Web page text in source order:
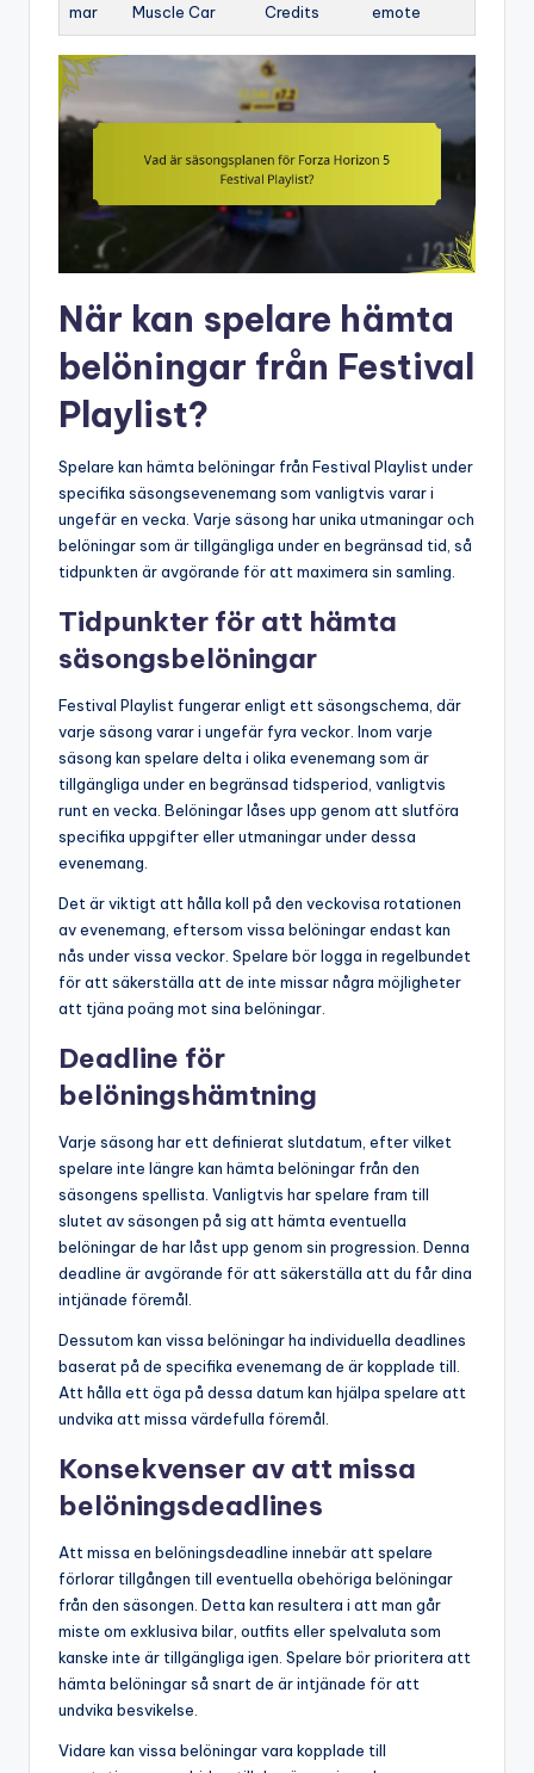
mar
Muscle Car
Credits
emote
När kan spelare hämta
belöningar från Festival
Playlist?
Spelare kan hämta belöningar från Festival Playlist under
specifika säsongsevenemang som vanligtvis varar i
ungefär en vecka. Varje säsong har unika utmaningar och
belöningar som är tillgängliga under en begränsad tid, så
tidpunkten är avgörande för att maximera sin samling.
Tidpunkter för att hämta
säsongsbelöningar
Festival Playlist fungerar enligt ett säsongschema, där
varje säsong varar i ungefär fyra veckor. Inom varje
säsong kan spelare delta i olika evenemang som är
tillgängliga under en begränsad tidsperiod, vanligtvis
runt en vecka. Belöningar låses upp genom att slutföra
specifika uppgifter eller utmaningar under dessa
evenemang.
Det är viktigt att hålla koll på den veckovisa rotationen
av evenemang, eftersom vissa belöningar endast kan
nås under vissa veckor. Spelare bör logga in regelbundet
för att säkerställa att de inte missar några möjligheter
att tjäna poäng mot sina belöningar.
Deadline för
belöningshämtning
Varje säsong har ett definierat slutdatum, efter vilket
spelare inte längre kan hämta belöningar från den
säsongens spellista. Vanligtvis har spelare fram till
slutet av säsongen på sig att hämta eventuella
belöningar de har låst upp genom sin progression. Denna
deadline är avgörande för att säkerställa att du får dina
intjänade föremål.
Dessutom kan vissa belöningar ha individuella deadlines
baserat på de specifika evenemang de är kopplade till.
Att hålla ett öga på dessa datum kan hjälpa spelare att
undvika att missa värdefulla föremål.
Konsekvenser av att missa
belöningsdeadlines
Att missa en belöningsdeadline innebär att spelare
förlorar tillgången till eventuella obehöriga belöningar
från den säsongen. Detta kan resultera i att man går
miste om exklusiva bilar, outfits eller spelvaluta som
kanske inte är tillgängliga igen. Spelare bör prioritera att
hämta belöningar så snart de är intjänade för att
undvika besvikelse.
Vidare kan vissa belöningar vara kopplade till